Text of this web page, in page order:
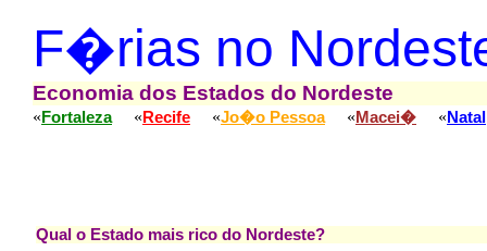
F�rias no
Economia dos Estados do Nordeste
« Fortaleza« Recife «Jo�o Pessoa« Macei� «Natal
Qual o Estado mais rico do Nordeste?